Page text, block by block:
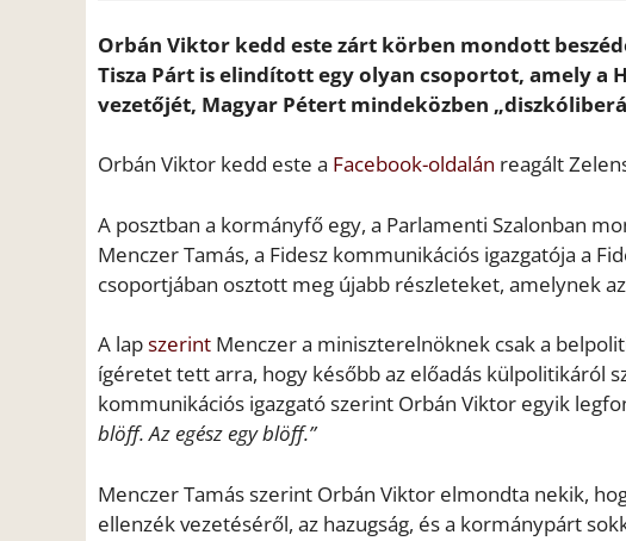
Orbán Viktor kedd este zárt körben mondott
Tisza Párt is elindított egy olyan csoportot, amely a
vezetőjét, Magyar Pétert mindeközben
Orbán Viktor kedd este a Facebook-oldalán reagált
A posztban a kormányfő egy, a Parlamenti Szalonban
Menczer Tamás, a Fidesz kommunikációs igazgatója a
csoportjában osztott meg újabb részleteket, amelynek
A lapszerint Menczer a miniszterelnöknek csak a
ígéretet tett arra, hogy később az előadás külpolitikáról
kommunikációs igazgató szerint Orbán Viktor egyik
blöff. Az egész egy blöff.”
Menczer Tamás szerint Orbán Viktor elmondta nekik,
ellenzék vezetéséről, az hazugság, és a kormánypárt